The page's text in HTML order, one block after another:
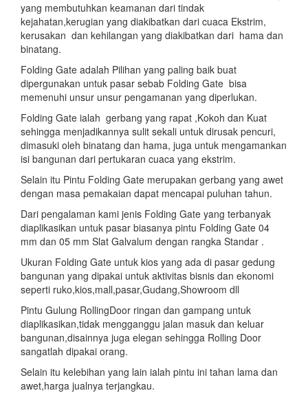
yang membutuhkan keamanan dari tindak
kejahatan,kerugian yang diakibatkan dari cuaca Ekstrim,
kerusakan dan kehilangan yang diakibatkan dari hama dan
binatang.
Folding Gate adalah Pilihan yang paling baik buat
dipergunakan untuk pasar sebab Folding Gate bisa
memenuhi unsur unsur pengamanan yang diperlukan.
Folding Gate ialah gerbang yang rapat ,Kokoh dan Kuat
sehingga menjadikannya sulit sekali untuk dirusak pencuri,
dimasuki oleh binatang dan hama, juga untuk mengamankan
isi bangunan dari pertukaran cuaca yang ekstrim.
Selain itu Pintu Folding Gate merupakan gerbang yang awet
dengan masa pemakaian dapat mencapai puluhan tahun.
Dari pengalaman kami jenis Folding Gate yang terbanyak
diaplikasikan untuk pasar biasanya pintu Folding Gate 04
mm dan 05 mm Slat Galvalum dengan rangka Standar .
Ukuran Folding Gate untuk kios yang ada di pasar gedung
bangunan yang dipakai untuk aktivitas bisnis dan ekonomi
seperti ruko,kios,mall,pasar,Gudang,Showroom dll
Pintu Gulung RollingDoor ringan dan gampang untuk
diaplikasikan,tidak mengganggu jalan masuk dan keluar
bangunan,disainnya juga elegan sehingga Rolling Door
sangatlah dipakai orang.
Selain itu kelebihan yang lain ialah pintu ini tahan lama dan
awet,harga jualnya terjangkau.